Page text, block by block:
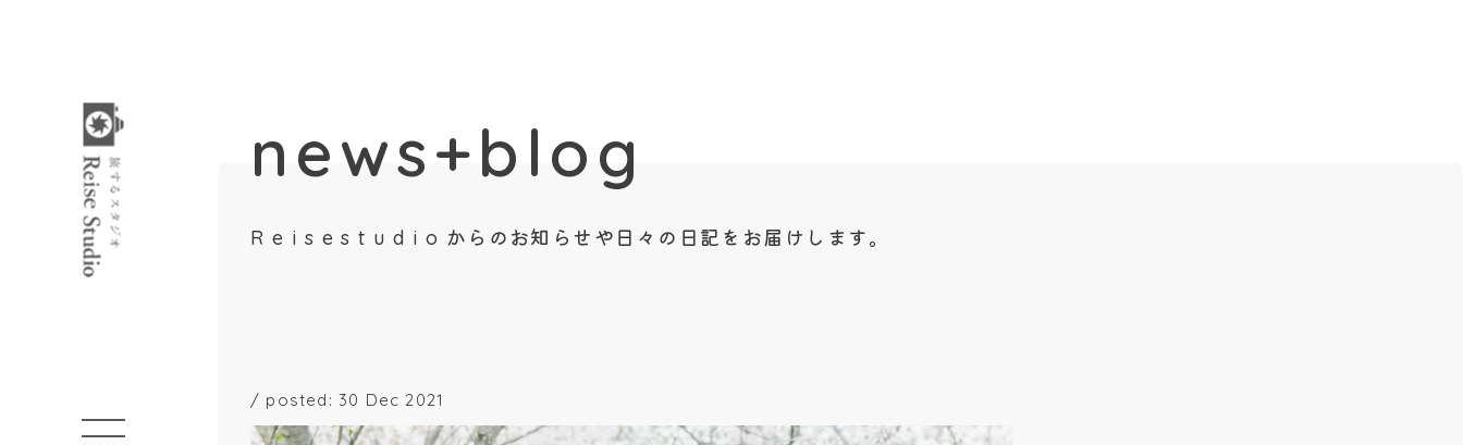
news+blog
R e i s e s t u d i o からのお知らせや日々の日記をお届けします。
/ posted: 30 Dec 2021